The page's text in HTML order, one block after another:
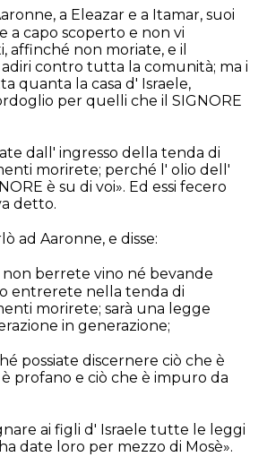
a Eleazar e a Itamar, suoi
a capo scoperto e non vi
affinché non moriate, e il
adiri contro tutta la comunità; ma i
quanta la casa d' Israele,
per quelli che il SIGNORE
dall' ingresso della tenda di
morirete; perché l' olio dell'
è su di voi». Ed essi fecero
detto.
ad Aaronne, e disse:
non berrete vino né bevande
entrerete nella tenda di
morirete; sarà una legge
in generazione;
possiate discernere ciò che è
profano e ciò che è impuro da
ai figli d' Israele tutte le leggi
date loro per mezzo di Mosè».